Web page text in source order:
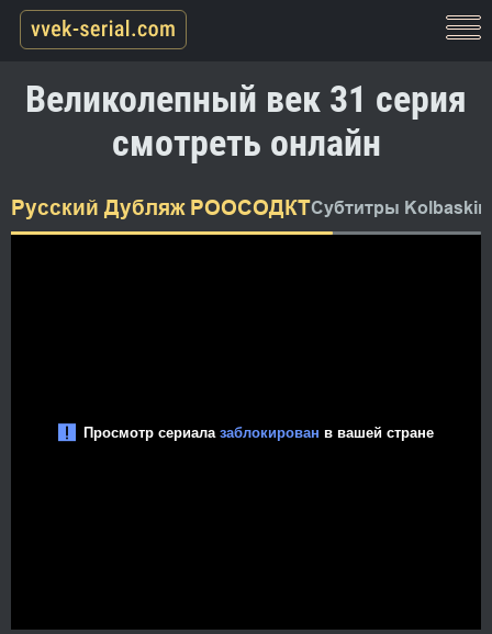
Великолепный век 31 серия
смотреть онлайн
Русский Дубляж РООСОДКТСубтитры